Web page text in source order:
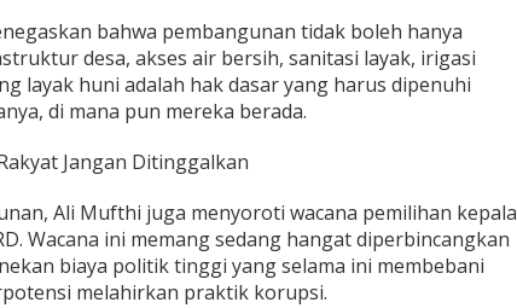
bahwa pembangunan tidak boleh hanya
desa, akses air bersih, sanitasi layak, irigasi
layak huni adalah hak dasar yang harus dipenuhi
di mana pun mereka berada.
Jangan Ditinggalkan
Ali Mufthi juga menyoroti wacana pemilihan kepala
Wacana ini memang sedang hangat diperbincangkan
biaya politik tinggi yang selama ini membebani
melahirkan praktik korupsi.